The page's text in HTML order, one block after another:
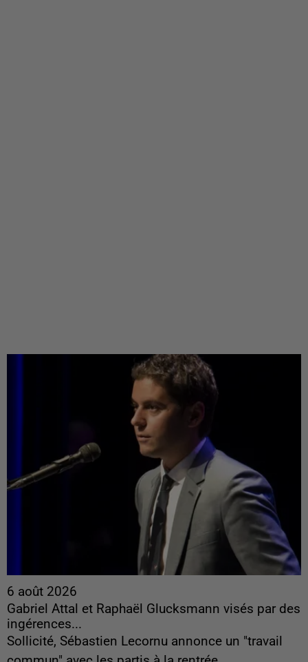
6 août 2026
Gabriel Attal et Raphaël Glucksmann visés par des
ingérences...
Sollicité, Sébastien Lecornu annonce un "travail